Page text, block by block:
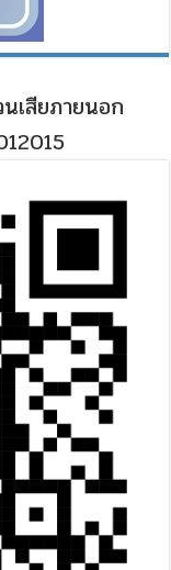
เสียภายนอก